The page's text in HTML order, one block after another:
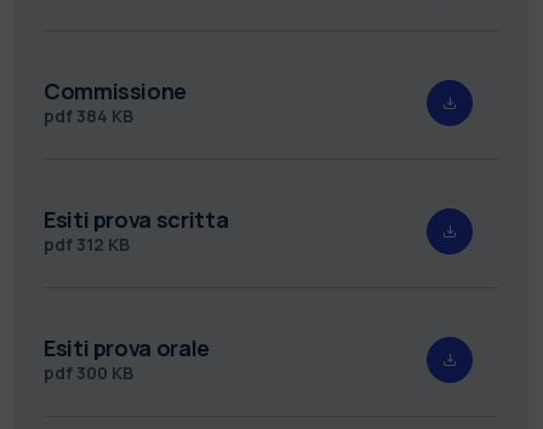
Commissione
pdf 384 KB
Esiti prova scritta
pdf 312 KB
Esiti prova orale
pdf 300 KB